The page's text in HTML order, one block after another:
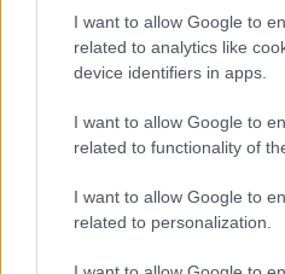
I want to allow Google to
related to analytics like
device identifiers in apps.
I want to allow Google to
related to functionality of
I want to allow Google to
related to personalization.